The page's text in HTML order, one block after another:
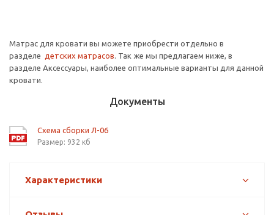
Матрас для кровати вы можете приобрести отдельно в
разделе детских матрасов. Так же мы предлагаем ниже, в
разделе Аксессуары, наиболее оптимальные варианты для данной
кровати.
Документы
Схема сборки Л-06
Размер: 932 кб
Характеристики